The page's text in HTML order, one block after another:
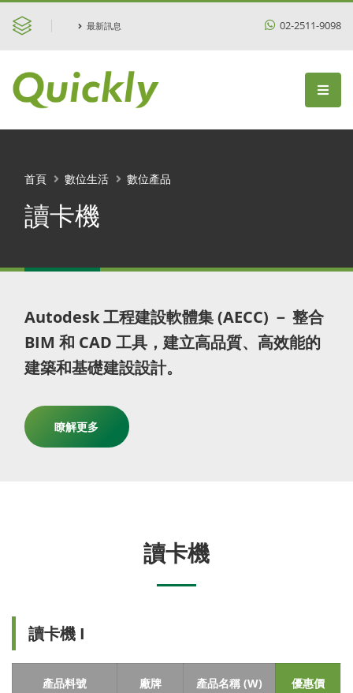
最新訊息 02-2511-9098
讀卡機
首頁 數位生活 數位產品
Autodesk 工程建設軟體集 (AECC) － 整合
BIM 和 CAD 工具，建立高品質、高效能的
建築和基礎建設設計。
瞭解更多
讀卡機
讀卡機 I
產品料號 廠牌 產品名稱 (W) 優惠價